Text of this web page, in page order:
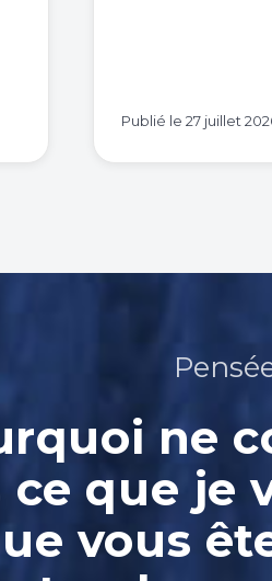
Publié le 27 juillet
ne
ce que je
vous